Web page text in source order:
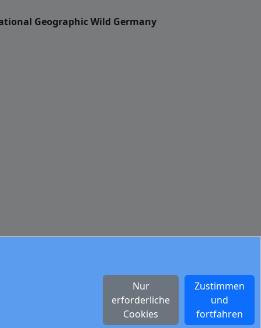
Zustimmen
und
fortfahren
Nur
erforderliche
Cookies
Geographic Wild Germany